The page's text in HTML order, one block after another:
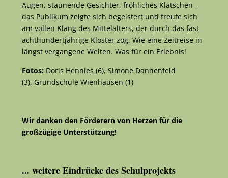
Augen, staunende Gesichter, fröhliches Klatschen -
das Publikum zeigte sich begeistert und freute sich
am vollen Klang des Mittelalters, der durch das fast
achthundertjährige Kloster zog. Wie eine Zeitreise in
längst vergangene Welten. Was für ein Erlebnis!
Fotos: Doris Hennies (6), Simone Dannenfeld
(3), Grundschule Wienhausen (1)
Wir danken den Förderern von Herzen für die
großzügige Unterstützung!
... weitere Eindrücke des Schulprojekts